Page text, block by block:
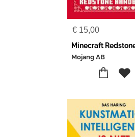
€ 15,00
Mojang AB